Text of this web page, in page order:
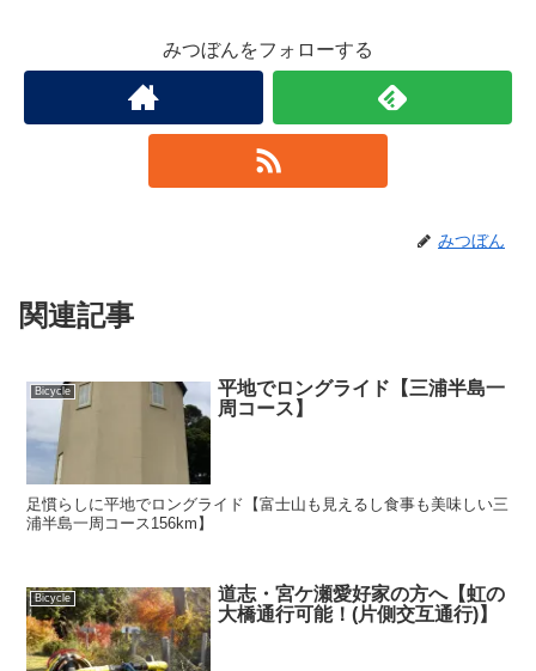
みつぼんをフォローする
みつぼん
関連記事
Bicycle
平地でロングライド【三浦半島一
周コース】
足慣らしに平地でロングライド【富士山も見えるし食事も美味しい三
浦半島一周コース156km】
Bicycle
道志・宮ケ瀬愛好家の方へ【虹の
大橋通行可能！(片側交互通行)】